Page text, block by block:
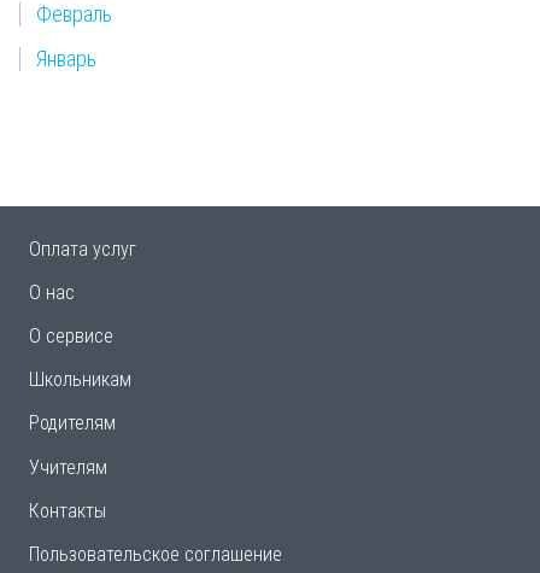
Февраль
Январь
Оплата услуг
О нас
О сервисе
Школьникам
Родителям
Учителям
Контакты
Пользовательское соглашение